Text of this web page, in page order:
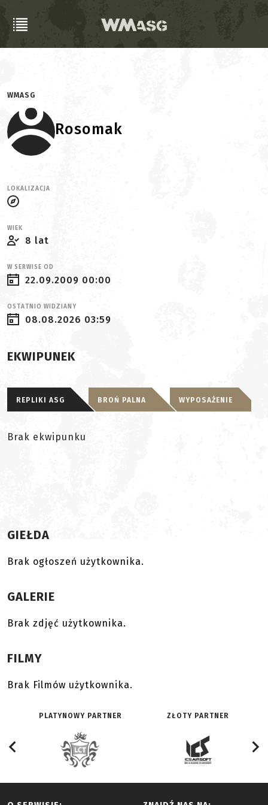
WMASG
Rosomak
LOKALIZACJA
WIEK
8 lat
W SERWISE OD
22.09.2009 00:00
OSTATNIO WIDZIANY
08.08.2026 03:59
EKWIPUNEK
REPLIKI ASG BROŃ PALNA WYPOSAŻENIE
Brak ekwipunku
GIEŁDA
Brak ogłoszeń użytkownika.
GALERIE
Brak zdjęć użytkownika.
FILMY
Brak Filmów użytkownika.
PLATYNOWY PARTNER ZŁOTY PARTNER